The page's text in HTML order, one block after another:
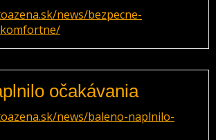
news/bezpecne-
očakávania
news/baleno-naplnilo-